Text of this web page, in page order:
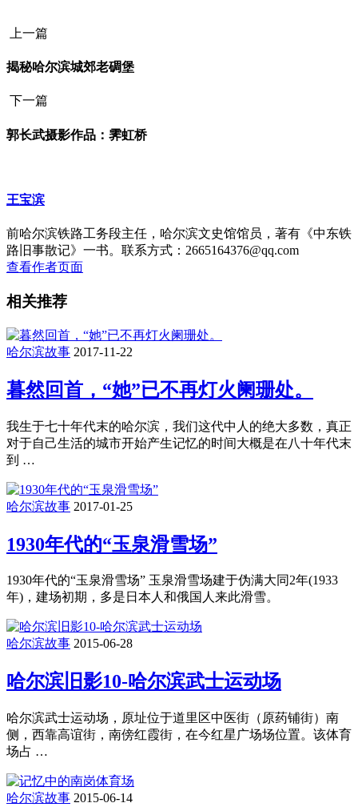
上一篇
揭秘哈尔滨城郊老碉堡
下一篇
郭长武摄影作品：霁虹桥
王宝滨
前哈尔滨铁路工务段主任，哈尔滨文史馆馆员，著有《中东铁
路旧事散记》一书。联系方式：2665164376@qq.com
查看作者页面
相关推荐
哈尔滨故事 2017-11-22
暮然回首，“她”已不再灯火阑珊处。
我生于七十年代末的哈尔滨，我们这代中人的绝大多数，真正
对于自己生活的城市开始产生记忆的时间大概是在八十年代末
到 …
哈尔滨故事 2017-01-25
1930年代的“玉泉滑雪场”
1930年代的“玉泉滑雪场” 玉泉滑雪场建于伪满大同2年(1933
年)，建场初期，多是日本人和俄国人来此滑雪。
哈尔滨故事 2015-06-28
哈尔滨旧影10-哈尔滨武士运动场
哈尔滨武士运动场，原址位于道里区中医街（原药铺街）南
侧，西靠高谊街，南傍红霞街，在今红星广场场位置。该体育
场占 …
哈尔滨故事 2015-06-14